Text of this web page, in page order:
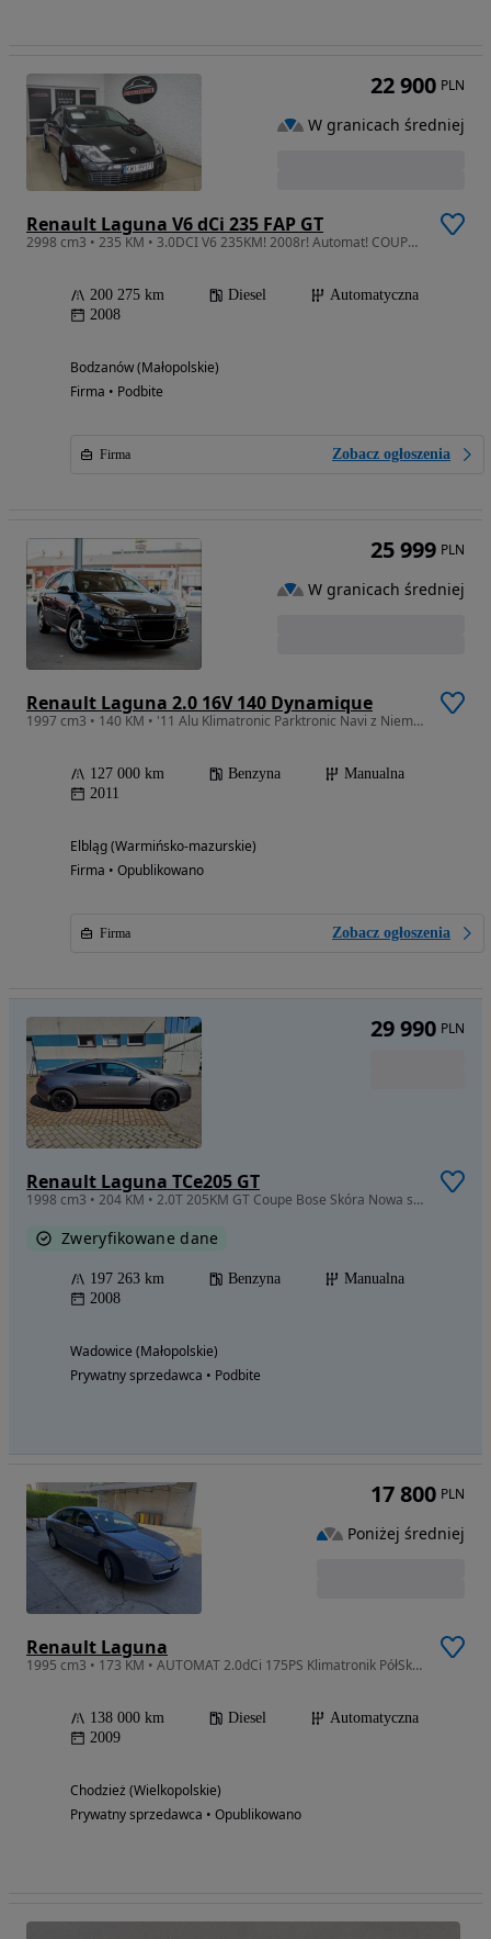
Renault Laguna V6 dCi 235 FAP GT
2998 cm3 • 235 KM • 3.0DCI V6 235KM! 2008r! Automat! COUPE! KSENON! Skóra! Navi!
200 275 km Diesel
Automatyczna
2008
Bodzanów (Małopolskie)
Firma • Podbite
Firma Zobacz ogłoszenia
22 900 PLN
W granicach średniej
Renault Laguna 2.0 16V 140 Dynamique
1997 cm3 • 140 KM • '11 Alu Klimatronic Parktronic Navi z Niemiec Zarejestrowany
127 000 km Benzyna
Manualna
2011
Elbląg (Warmińsko-mazurskie)
Firma • Opublikowano
Firma Zobacz ogłoszenia
25 999 PLN
W granicach średniej
Renault Laguna TCe205 GT
1998 cm3 • 204 KM • 2.0T 205KM GT Coupe Bose Skóra Nowa skrzynia Grzane fotele PIĘKNA
Zweryfikowane dane
197 263 km Benzyna
Manualna
2008
Wadowice (Małopolskie)
Prywatny sprzedawca • Podbite
29 990 PLN
Renault Laguna
1995 cm3 • 173 KM • AUTOMAT 2.0dCi 175PS Klimatronik PółSkóra PDC SuperStan SPRAWDŹ
138 000 km Diesel
Automatyczna
2009
Chodzież (Wielkopolskie)
Prywatny sprzedawca • Opublikowano
17 800 PLN
Poniżej średniej